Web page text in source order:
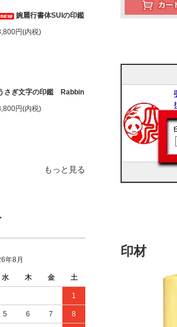
婉麗行書体SUIの印鑑
円(内税)
さぎ文字の印鑑 Rabbin
円(内税)
もっと見る
年8月
水 木 金 土
1
5 6 7 8
印材